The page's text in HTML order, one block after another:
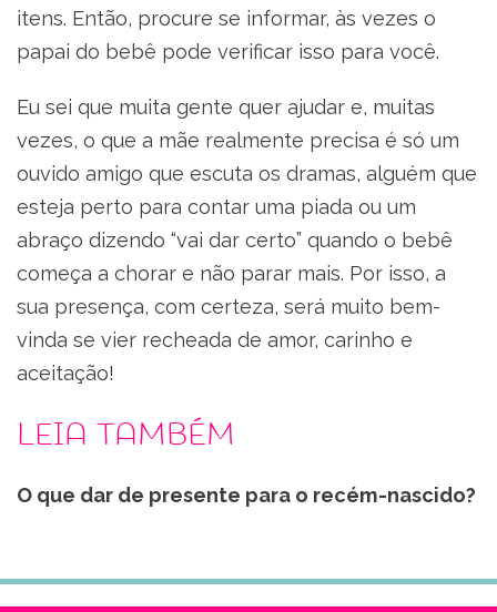
itens. Então, procure se informar, às vezes o
papai do bebê pode verificar isso para você.
Eu sei que muita gente quer ajudar e, muitas
vezes, o que a mãe realmente precisa é só um
ouvido amigo que escuta os dramas, alguém que
esteja perto para contar uma piada ou um
abraço dizendo “vai dar certo” quando o bebê
começa a chorar e não parar mais. Por isso, a
sua presença, com certeza, será muito bem-
vinda se vier recheada de amor, carinho e
aceitação!
Leia também
O que dar de presente para o recém-nascido?